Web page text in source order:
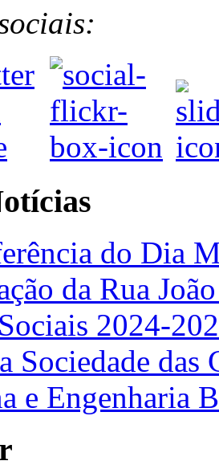
do Dia
da Rua
2024-
Sociedade
e Engenharia